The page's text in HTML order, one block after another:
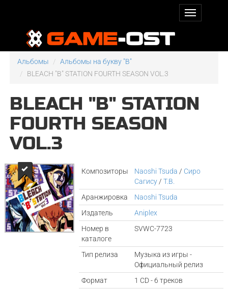
Альбомы
Альбомы на букву "B"
BLEACH "B" STATION FOURTH SEASON VOL.3
BLEACH "B" STATION
FOURTH SEASON
VOL.3
Композиторы Naoshi Tsuda / Сиро
Сагису /T.B.
Аранжировка
Naoshi Tsuda
Издатель
Aniplex
Номер в
каталоге
SVWC-7723
Тип релиза
Музыка из игры -
Официальный релиз
Формат
1 CD - 6 треков